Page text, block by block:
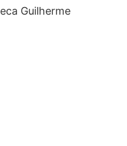
Guilherme